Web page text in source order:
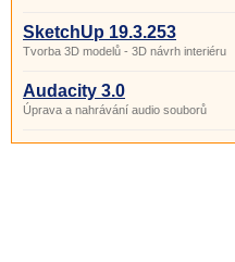
SketchUp 19.3.253
Tvorba 3D modelů - 3D návrh interiéru
Audacity 3.0
Úprava a nahrávání audio souborů